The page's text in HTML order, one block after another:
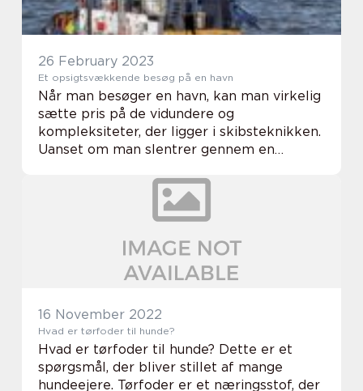
26 February 2023
Et opsigtsvækkende besøg på en havn
Når man besøger en havn, kan man virkelig
sætte pris på de vidundere og
kompleksiteter, der ligger i skibsteknikken.
Uanset om man slentrer gennem en
i en industrihavn, er der masser af
forskellige typer udst...
16 November 2022
Hvad er tørfoder til hunde?
Hvad er tørfoder til hunde? Dette er et
spørgsmål, der bliver stillet af mange
hundeejere. Tørfoder er et næringsstof, der